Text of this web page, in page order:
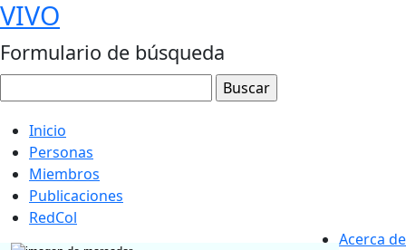
VIVO
Formulario de búsqueda
Inicio
Personas
Miembros
Publicaciones
RedCol
Acerca de